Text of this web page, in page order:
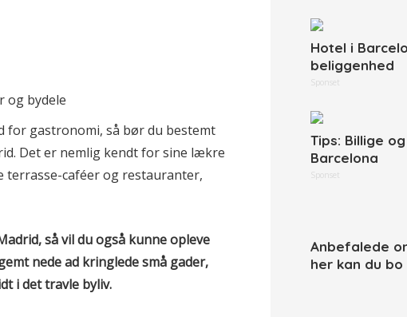
for gastronomi, så bør du bestemt
Det er nemlig kendt for sine lækre
terrasse-caféer og restauranter,
så vil du også kunne opleve
nede ad kringlede små gader,
i det travle byliv.
Hotel i
beliggenhed
Sponset
Tips: Billige
Barcelona
Sponset
Anbefalede
her kan du bo